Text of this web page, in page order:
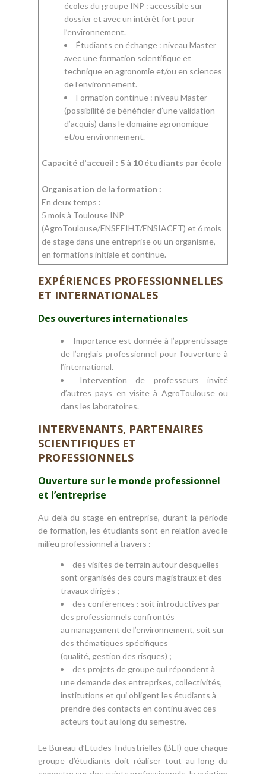
écoles du groupe INP : accessible sur
dossier et avec un intérêt fort pour
l’environnement.
Étudiants en échange : niveau Master
avec une formation scientifique et
technique en agronomie et/ou en sciences
de l’environnement.
Formation continue : niveau Master
(possibilité de bénéficier d’une validation
d’acquis) dans le domaine agronomique
et/ou environnement.
Capacité d'accueil : 5 à 10 étudiants par école
Organisation de la formation :
En deux temps :
5 mois à Toulouse INP
(AgroToulouse/ENSEEIHT/ENSIACET) et 6 mois
de stage dans une entreprise ou un organisme,
en formations initiale et continue.
EXPÉRIENCES PROFESSIONNELLES
ET INTERNATIONALES
Des ouvertures internationales
Importance est donnée à l’apprentissage
de l’anglais professionnel pour l’ouverture à
l’international.
Intervention de professeurs invité
d’autres pays en visite à AgroToulouse ou
dans les laboratoires.
INTERVENANTS, PARTENAIRES
SCIENTIFIQUES ET
PROFESSIONNELS
Ouverture sur le monde professionnel
et l’entreprise
Au-delà du stage en entreprise, durant la période
de formation, les étudiants sont en relation avec le
milieu professionnel à travers :
des visites de terrain autour desquelles
sont organisés des cours magistraux et des
travaux dirigés ;
des conférences : soit introductives par
des professionnels confrontés
au management de l’environnement, soit sur
des thématiques spécifiques
(qualité, gestion des risques) ;
des projets de groupe qui répondent à
une demande des entreprises, collectivités,
institutions et qui obligent les étudiants à
prendre des contacts en continu avec ces
acteurs tout au long du semestre.
Le Bureau d’Etudes Industrielles (BEI) que chaque
groupe d’étudiants doit réaliser tout au long du